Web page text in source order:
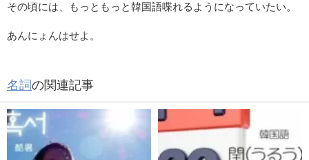
その頃には、もっともっと韓国語喋れるようになっていたい。
あんにょんはせよ。
名詞の関連記事